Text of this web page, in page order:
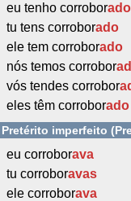
eu tenho corroborado
tu tens corroborado
ele tem corroborado
nós temos corrobor
vós tendes corrobor
eles têm corroborado
Pretérito imperfeito
eu corroborava
tu corroboravas
ele corroborava